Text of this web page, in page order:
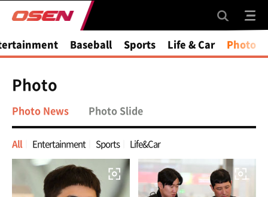
Baseball Sports Life & Car Photo
Photo
Photo News Photo Slide
All Entertainment Sports Life&Car